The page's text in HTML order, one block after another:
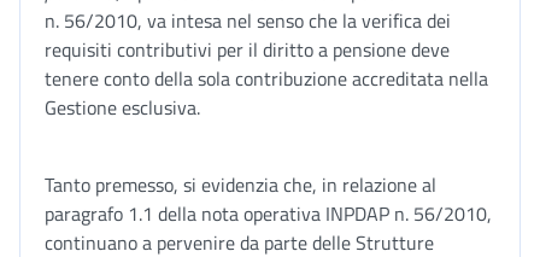
n. 56/2010, va intesa nel senso che la verifica dei
requisiti contributivi per il diritto a pensione deve
tenere conto della sola contribuzione accreditata nella
Gestione esclusiva.
Tanto premesso, si evidenzia che, in relazione al
paragrafo 1.1 della nota operativa INPDAP n. 56/2010,
continuano a pervenire da parte delle Strutture